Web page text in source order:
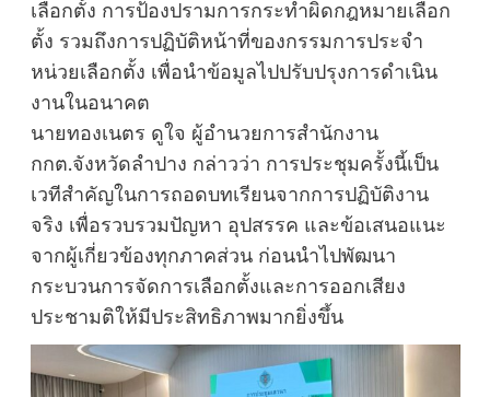
เลือกตั้ง การป้องปรามการกระทำผิดกฎหมายเลือก
ตั้ง รวมถึงการปฏิบัติหน้าที่ของกรรมการประจำ
หน่วยเลือกตั้ง เพื่อนำข้อมูลไปปรับปรุงการดำเนิน
งานในอนาคต
นายทองเนตร ดูใจ ผู้อำนวยการสำนักงาน
กกต.จังหวัดลำปาง กล่าวว่า การประชุมครั้งนี้เป็น
เวทีสำคัญในการถอดบทเรียนจากการปฏิบัติงาน
จริง เพื่อรวบรวมปัญหา อุปสรรค และข้อเสนอแนะ
จากผู้เกี่ยวข้องทุกภาคส่วน ก่อนนำไปพัฒนา
กระบวนการจัดการเลือกตั้งและการออกเสียง
ประชามติให้มีประสิทธิภาพมากยิ่งขึ้น